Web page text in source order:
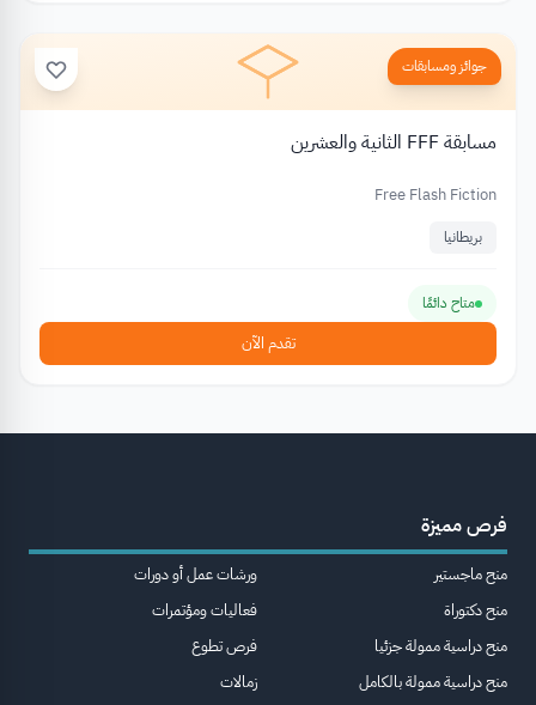
جوائز ومسابقات
مسابقة FFF الثانية والعشرين
Free Flash Fiction
بريطانيا
متاح دائمًا
تقدم الآن
فرص مميزة
منح ماجستير
منح دكتوراة
منح دراسية ممولة جزئيا
منح دراسية ممولة بالكامل
ورشات عمل أو دورات
فعاليات ومؤتمرات
فرص تطوع
زمالات